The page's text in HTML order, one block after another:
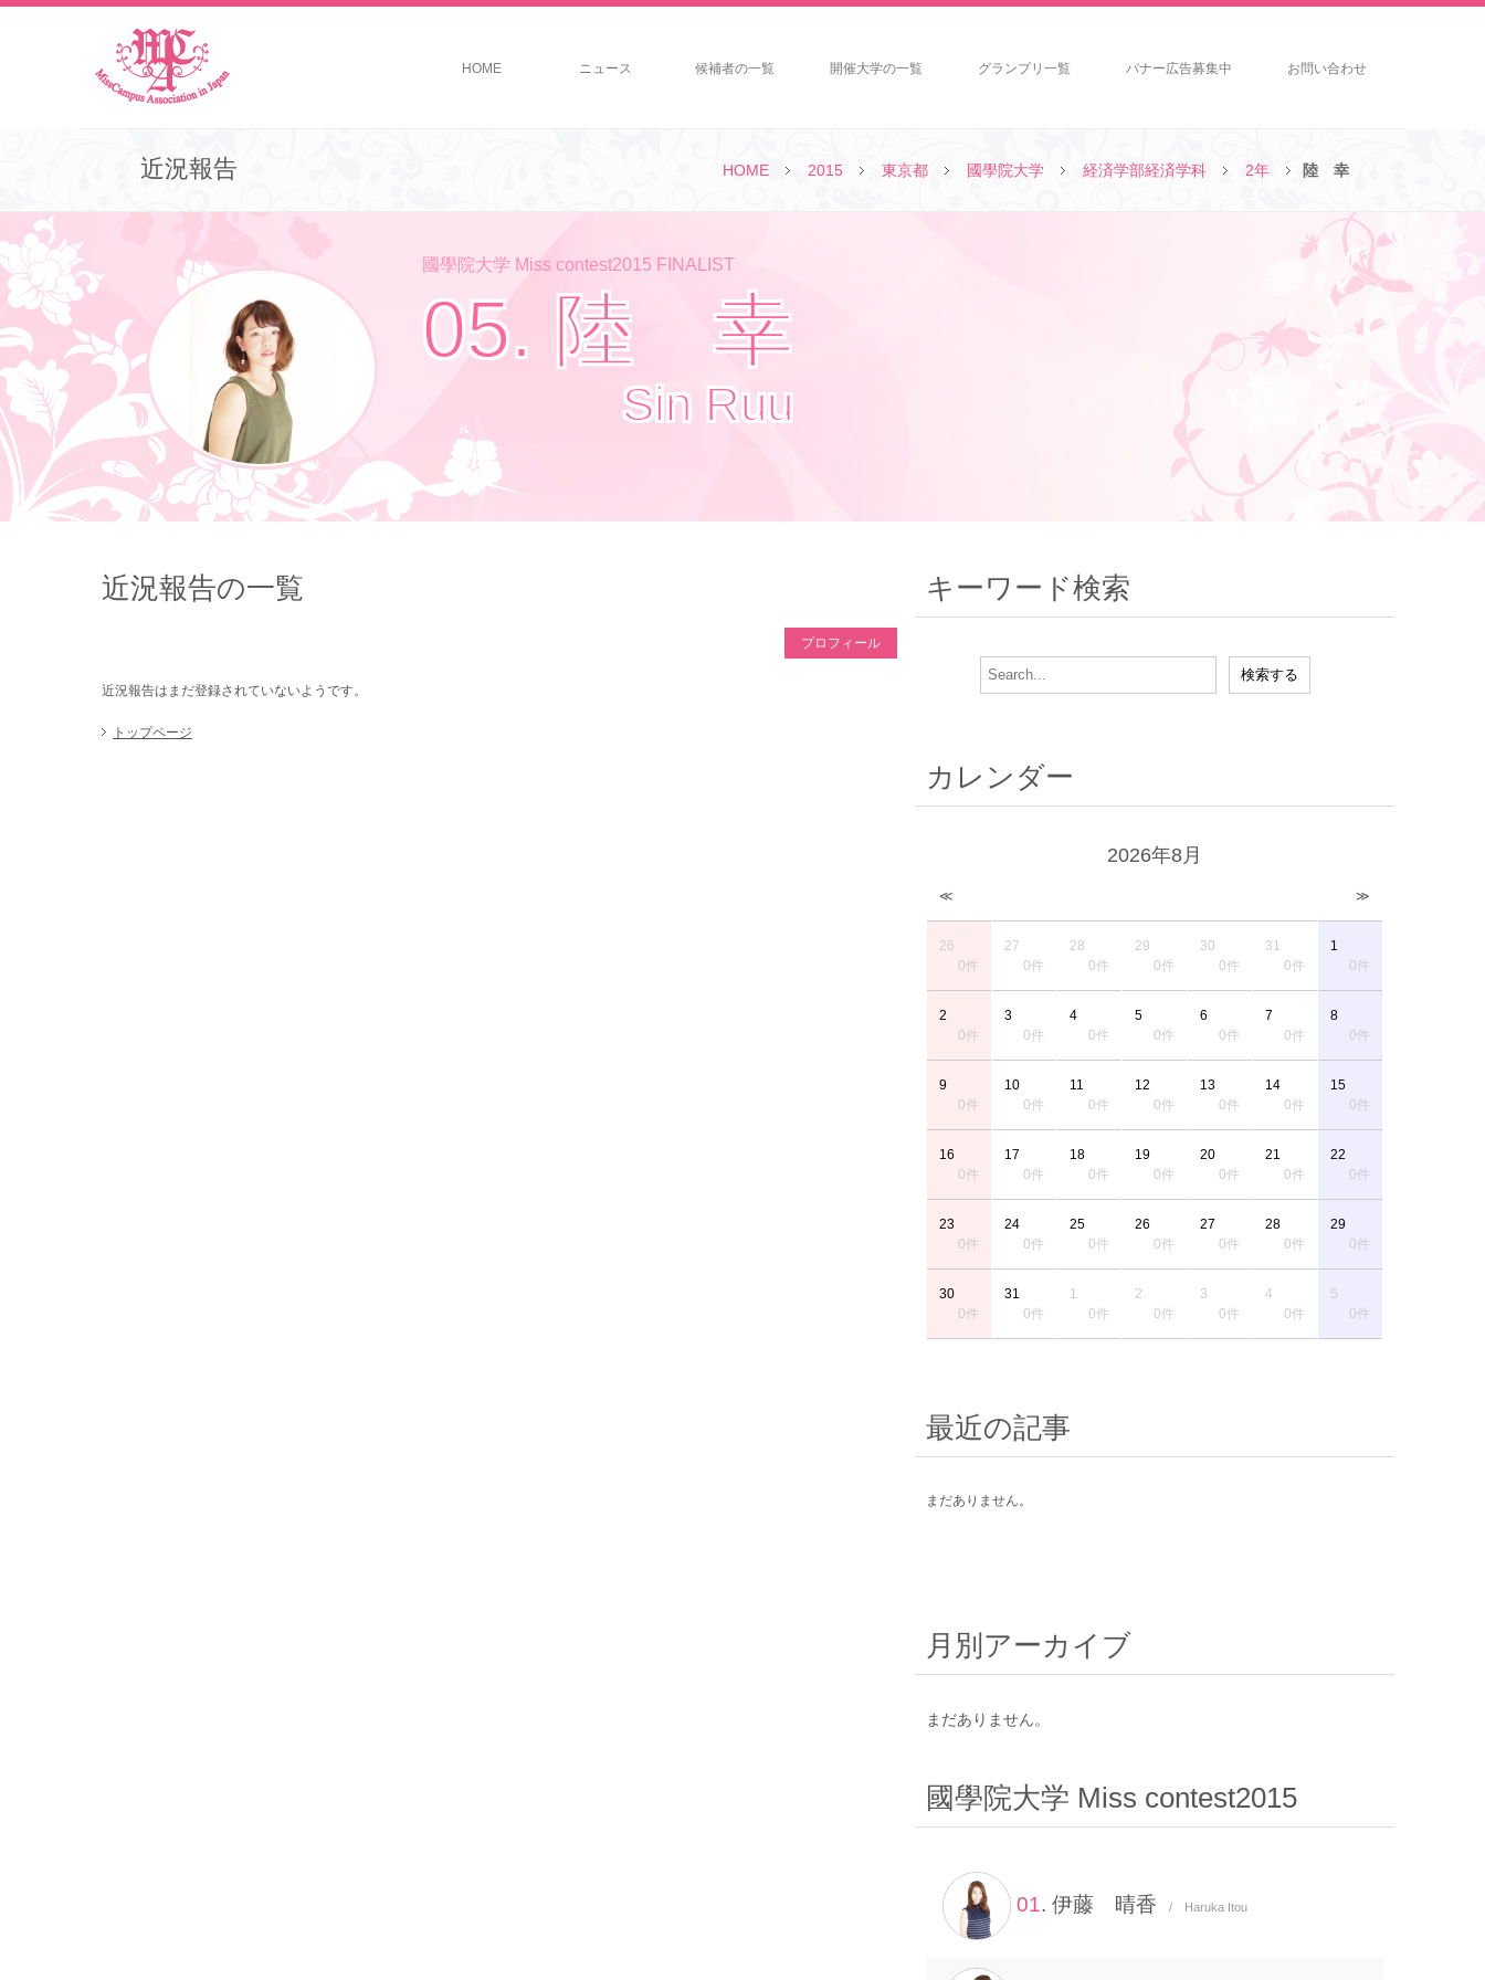
HOME ニュース 候補者の一覧 開催大学の一覧 グランプリ一覧 バナー広告募集中 お問い合わせ
HOME 2015 東京都 國學院大学 経済学部経済学科 2年 陸 幸
近況報告
國學院大学 Miss contest2015 FINALIST
05. 陸 幸
Sin Ruu
近況報告の一覧
プロフィール
近況報告はまだ登録されていないようです。
トップページ
キーワード検索
カレンダー
2026年8月
≪ ≫
26
0件
27
0件
28
0件
29
0件
30
0件
31
0件
1
0件
2
0件
3
0件
4
0件
5
0件
6
0件
7
0件
8
0件
9
0件
10
0件
11
0件
12
0件
13
0件
14
0件
15
0件
16
0件
17
0件
18
0件
19
0件
20
0件
21
0件
22
0件
23
0件
24
0件
25
0件
26
0件
27
0件
28
0件
29
0件
30
0件
31
0件
1
0件
2
0件
3
0件
4
0件
5
0件
最近の記事
まだありません。
月別アーカイブ
まだありません。
國學院大学 Miss contest2015
01. 伊藤 晴香 / Haruka Itou